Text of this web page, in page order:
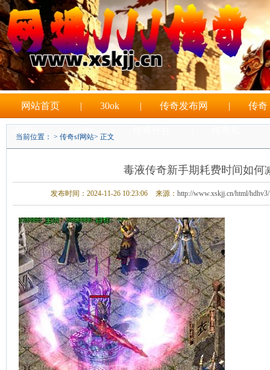
网站首页 | 30ok | 传奇发布网 | 传奇
当前位置： > 传奇sf网站> 正文
毒液传奇新手期耗费时间如何
发布时间：2024-11-26 10:23:06 来源： http://www.xskjj.cn/html/